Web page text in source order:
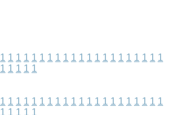
1 1 1 1 1 1 1 1 1 1 1 1 1 1 1 1 1 1 1 1 1
1 1 1 1 1
1 1 1 1 1 1 1 1 1 1 1 1 1 1 1 1 1 1 1 1 1
1 1 1 1 1